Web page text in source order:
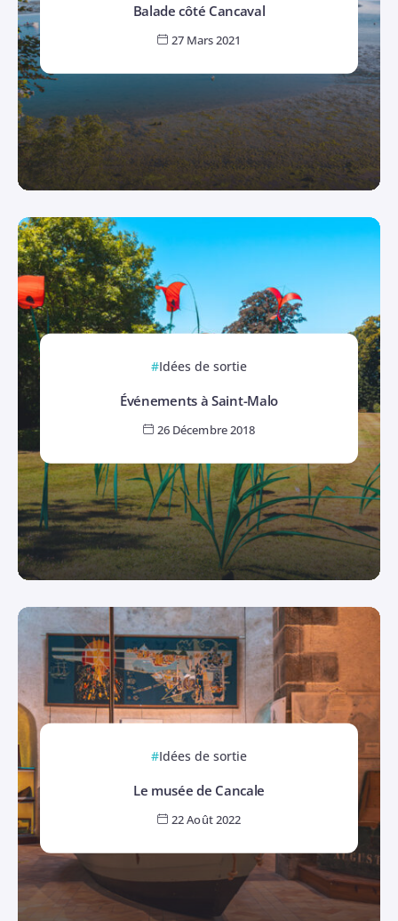
Balade côté Cancaval
27 Mars 2021
Idées de sortie
Événements à Saint-Malo
26 Décembre 2018
Idées de sortie
Le musée de Cancale
22 Août 2022